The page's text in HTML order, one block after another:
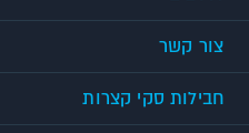
צור קשר
חבילות סקי קצרות